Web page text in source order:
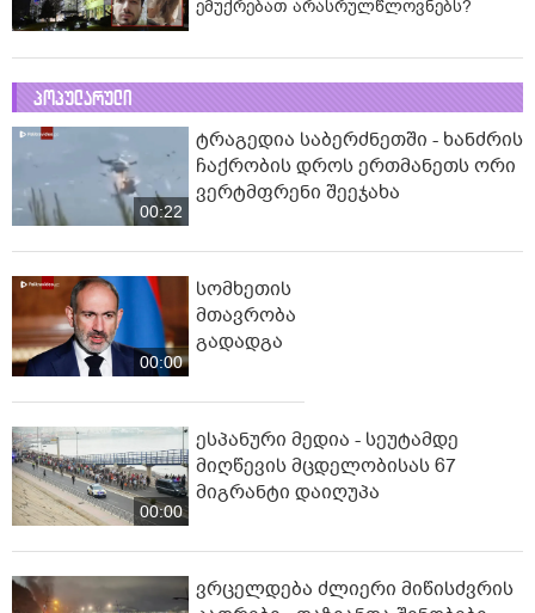
ემუქრებათ არასრულწლოვნებს?
პოპულარული
00:22
ტრაგედია საბერძნეთში - ხანძრის
ჩაქრობის დროს ერთმანეთს ორი
ვერტმფრენი შეეჯახა
00:00
სომხეთის
მთავრობა
გადადგა
00:00
ესპანური მედია - სეუტამდე
მიღწევის მცდელობისას 67
მიგრანტი დაიღუპა
ვრცელდება ძლიერი მიწისძვრის